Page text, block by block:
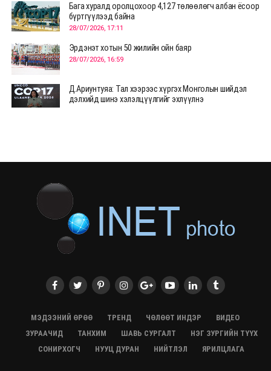
Бага хуралд оролцохоор 4,127 төлөөлөгч албан ёсоор
бүртгүүлээд байна
28/07/2026, 17:11
Эрдэнэт хотын 50 жилийн ойн баяр
28/07/2026, 16:59
Д.Ариунтуяа: Тал хээрээс хүргэх Монголын шийдэл
дэлхийд шинэ хэлэлцүүлгийг эхлүүлнэ
28/07/2026, 12:04
ХӨВСГӨЛ Нутгийн зөвлөлөөс МУАЖ Д.Цэрэндарьзавт
2 өрөө байр олгоно
20/07/2026, 19:22
20/07/2026, 19:21
хийхээр хүрэлцэн ирлээ
Испанийн шигшээ баг ДАШТ-д хоёр дахь удаагаа
МЭДЭЭНИЙ ӨРӨӨ ТРЕНД ЧӨЛӨӨТ ИНДЭР
ВИДЕО
ЗУРААЧИД
ТАНХИМ ШАВЬ СУРГАЛТ
НЭГ ЗУРГИЙН ТҮҮХ
СОНИРХОГЧ
НУУЦ ДУРАН НИЙТЛЭЛ ЯРИЛЦЛАГА